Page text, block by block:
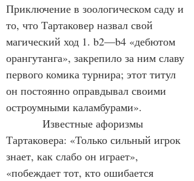
Приключение в зоологическом саду и
то, что Тартаковер назвал свой
магический ход 1. b2—b4 «дебютом
орангутанга», закрепило за ним славу
первого комика турнира; этот титул
он постоянно оправдывал своими
остроумными каламбурами».
Тартаковера: «Только сильный игрок
знает, как слабо он играет»,
«побеждает тот, кто ошибается